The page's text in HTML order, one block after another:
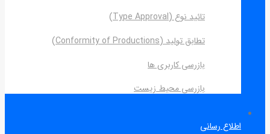
تائید نوع (Type Approval)
تطابق تولید (Conformity of Productions)
بازرسی کاربری ها
بازرسی محیط زیست
اطلاع رسانی